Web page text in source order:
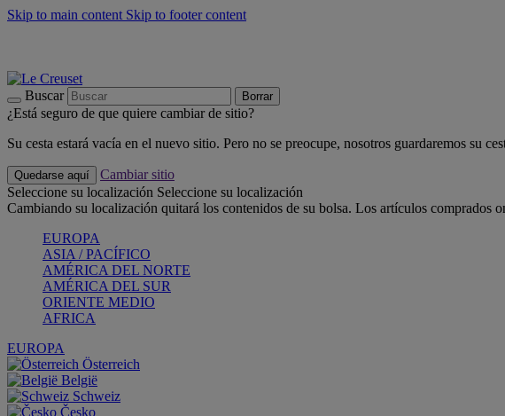
Skip to main content Skip to footer content
Buscar Borrar
¿Está seguro de que quiere cambiar de sitio?
Su cesta estará vacía en el nuevo sitio. Pero no se preocupe, nosotros guardaremos su
Quedarse aquí
Cambiar sitio
Seleccione su localización Seleccione su localización
Cambiando su localización quitará los contenidos de su bolsa. Los artículos comprados
EUROPA
ASIA / PACÍFICO
AMÉRICA DEL NORTE
AMÉRICA DEL SUR
ORIENTE MEDIO
AFRICA
EUROPA
Österreich
België
Schweiz
Česko